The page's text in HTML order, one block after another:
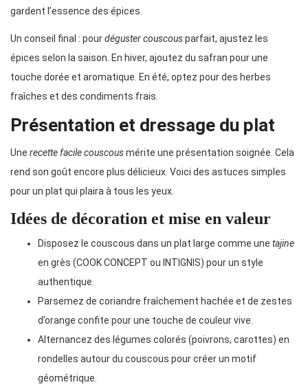
gardent l’essence des épices.
Un conseil final : pourdéguster couscousparfait, ajustez les
épices selon la saison. En hiver, ajoutez du safran pour une
touche dorée et aromatique. En été, optez pour des herbes
fraîches et des condiments frais.
Présentation et dressage du plat
Une recette facile couscousmérite une présentation soignée. Cela
rend son goût encore plus délicieux. Voici des astuces simples
pour un plat qui plaira à tous les yeux.
Idées de décoration et mise en valeur
Disposez le couscous dans un plat large comme une tajine
en grès (COOK CONCEPT ou INTIGNIS) pour un style
authentique.
Parsemez de coriandre fraîchement hachée et de zestes
d’orange confite pour une touche de couleur vive.
Alternancez des légumes colorés (poivrons, carottes) en
rondelles autour du couscous pour créer un motif
géométrique.